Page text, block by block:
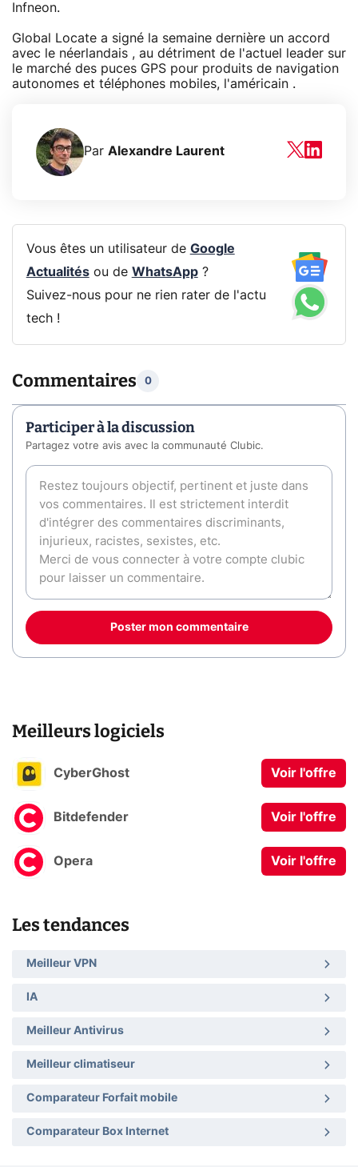
Infneon.
Global Locate a signé la semaine dernière un accord
avec le néerlandais , au détriment de l'actuel leader sur
le marché des puces GPS pour produits de navigation
autonomes et téléphones mobiles, l'américain .
Par Alexandre Laurent
Vous êtes un utilisateur de Google
Actualitésou de WhatsApp?
Suivez-nous pour ne rien rater de l'actu
tech !
Commentaires 0
Participer à la discussion
Partagez votre avis avec la communauté Clubic.
Poster mon commentaire
Meilleurs logiciels
CyberGhost Voir l'offre
Bitdefender Voir l'offre
Opera Voir l'offre
Les tendances
Meilleur VPN
IA
Meilleur Antivirus
Meilleur climatiseur
Comparateur Forfait mobile
Comparateur Box Internet